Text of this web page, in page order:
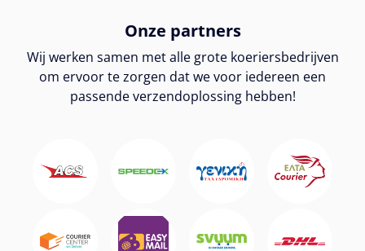
Onze partners
Wij werken samen met alle grote koeriersbedrijven
om ervoor te zorgen dat we voor iedereen een
passende verzendoplossing hebben!